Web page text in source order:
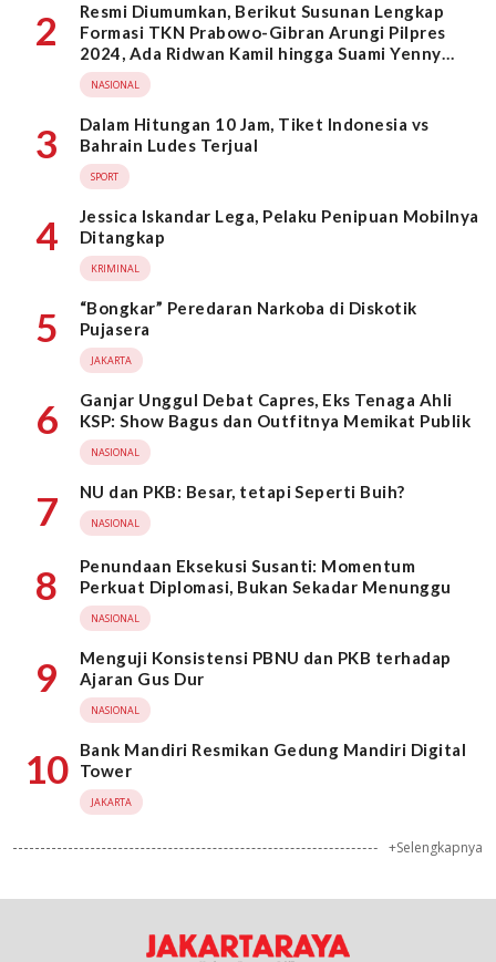
2
Resmi Diumumkan, Berikut Susunan Lengkap
Formasi TKN Prabowo-Gibran Arungi Pilpres
2024, Ada Ridwan Kamil hingga Suami Yenny
Wahid
NASIONAL
3
Dalam Hitungan 10 Jam, Tiket Indonesia vs
Bahrain Ludes Terjual
SPORT
4
Jessica Iskandar Lega, Pelaku Penipuan Mobilnya
Ditangkap
KRIMINAL
5
“Bongkar” Peredaran Narkoba di Diskotik
Pujasera
JAKARTA
6
Ganjar Unggul Debat Capres, Eks Tenaga Ahli
KSP: Show Bagus dan Outfitnya Memikat Publik
NASIONAL
7 NU dan PKB: Besar, tetapi Seperti Buih?
NASIONAL
8
Penundaan Eksekusi Susanti: Momentum
Perkuat Diplomasi, Bukan Sekadar Menunggu
NASIONAL
9
Menguji Konsistensi PBNU dan PKB terhadap
Ajaran Gus Dur
NASIONAL
10
Bank Mandiri Resmikan Gedung Mandiri Digital
Tower
JAKARTA
+Selengkapnya